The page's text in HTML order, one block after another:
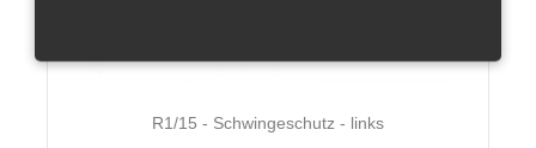
R1/15 - Schwingeschutz - links